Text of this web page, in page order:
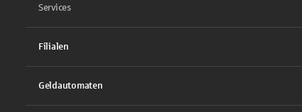
Services
Filialen
Geldautomaten